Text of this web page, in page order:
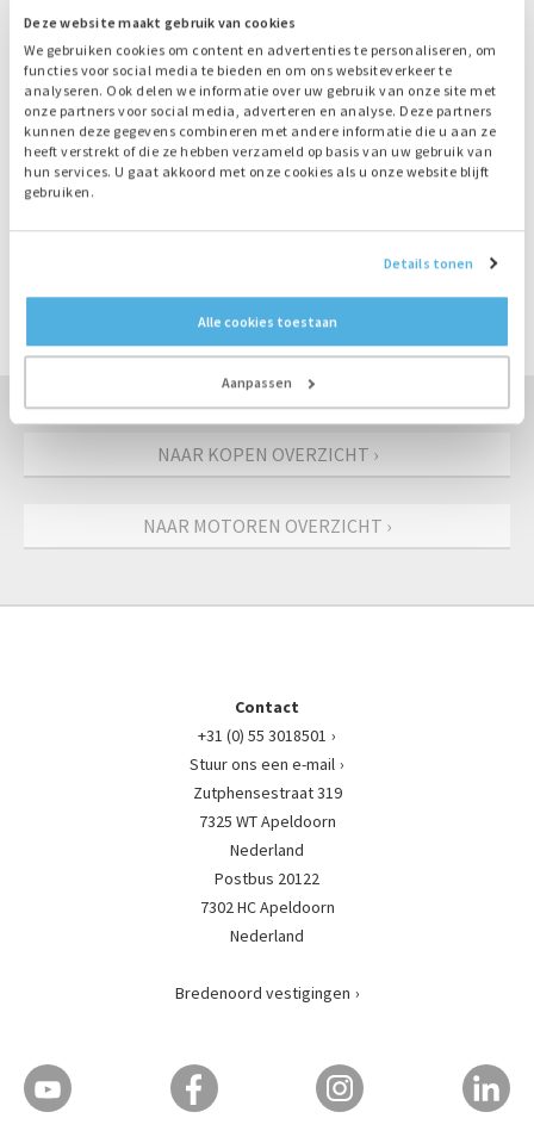
Deze website maakt gebruik van cookies
We gebruiken cookies om content en advertenties te personaliseren, om
functies voor social media te bieden en om ons websiteverkeer te
analyseren. Ook delen we informatie over uw gebruik van onze site met
onze partners voor social media, adverteren en analyse. Deze partners
kunnen deze gegevens combineren met andere informatie die u aan ze
heeft verstrekt of die ze hebben verzameld op basis van uw gebruik van
hun services. U gaat akkoord met onze cookies als u onze website blijft
gebruiken.
Details tonen
Alle cookies toestaan
Aanpassen
Snelle service
Ruime voorraad, direct leverbaar
Productinformatie
Vermogen
38 kW
1500 rpm
NAAR KOPEN OVERZICHT ›
NAAR MOTOREN OVERZICHT ›
Contact
+31 (0) 55 3018501
Stuur ons een e-mail
Zutphensestraat 319
7325 WT Apeldoorn
Nederland
Postbus 20122
7302 HC Apeldoorn
Nederland
Bredenoord vestigingen